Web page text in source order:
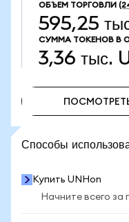
ОБЪЕМ ТОРГОВЛИ
595,25
СУММА ТОКЕНОВ В
3,36 тыс.
Способы
Купить UNHon
Начните всего за